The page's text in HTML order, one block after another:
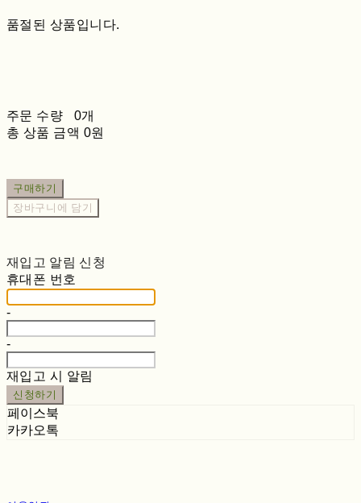
품절된 상품입니다.
주문 수량
0개
총 상품 금액 0원
구매하기
장바구니에 담기
재입고 알림 신청
휴대폰 번호
-
-
재입고 시 알림
신청하기
페이스북
카카오톡